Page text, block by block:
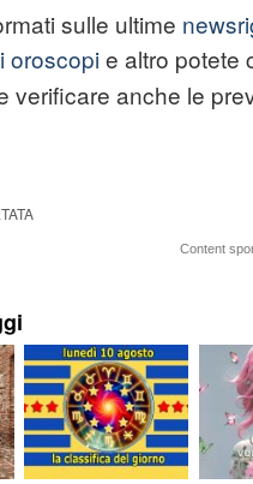
sulle ultime
oroscopie altro potete
verificare anche le
Content